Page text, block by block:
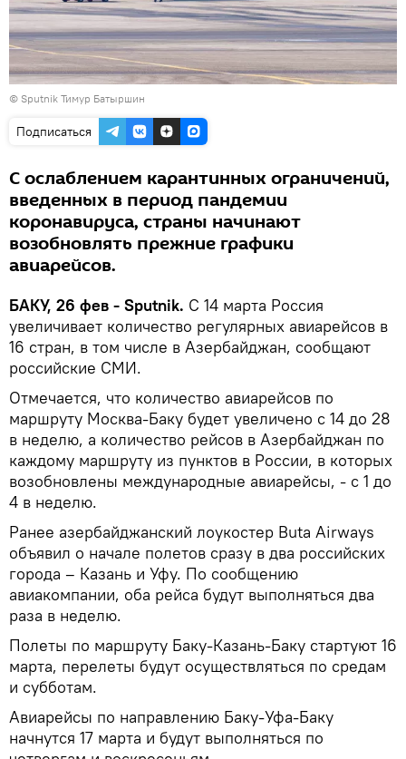
© Sputnik Тимур Батыршин
Подписаться
С ослаблением карантинных ограничений,
введенных в период пандемии
коронавируса, страны начинают
возобновлять прежние графики
авиарейсов.
БАКУ, 26 фев - Sputnik. С 14 марта Россия
увеличивает количество регулярных авиарейсов в
16 стран, в том числе в Азербайджан, сообщают
российские СМИ.
Отмечается, что количество авиарейсов по
маршруту Москва-Баку будет увеличено с 14 до 28
в неделю, а количество рейсов в Азербайджан по
каждому маршруту из пунктов в России, в которых
возобновлены международные авиарейсы, - с 1 до
4 в неделю.
Ранее азербайджанский лоукостер Buta Airways
объявил о начале полетов сразу в два российских
города – Казань и Уфу. По сообщению
авиакомпании, оба рейса будут выполняться два
раза в неделю.
Полеты по маршруту Баку-Казань-Баку стартуют 16
марта, перелеты будут осуществляться по средам
и субботам.
Авиарейсы по направлению Баку-Уфа-Баку
начнутся 17 марта и будут выполняться по